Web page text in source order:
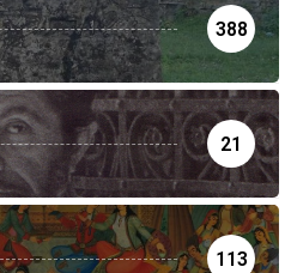
388
21
113